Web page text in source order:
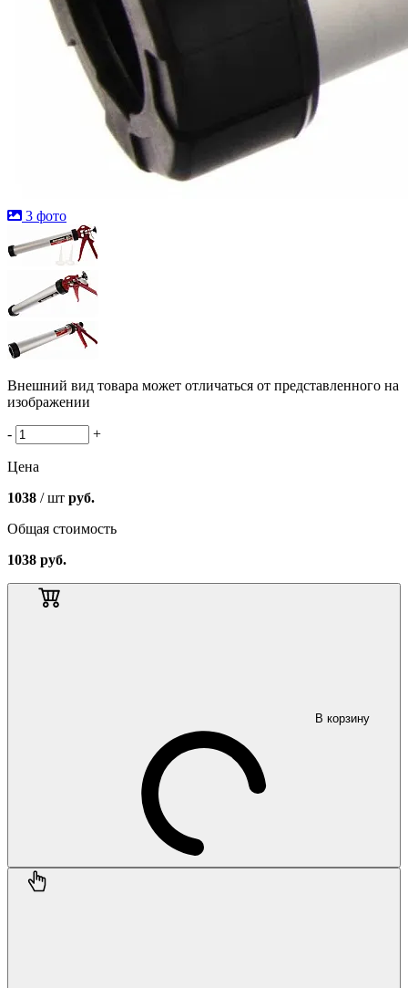
3 фото
Внешний вид товара может отличаться от представленного на
изображении
- +
Цена
1038 / шт руб.
Общая стоимость
1038 руб.
В корзину